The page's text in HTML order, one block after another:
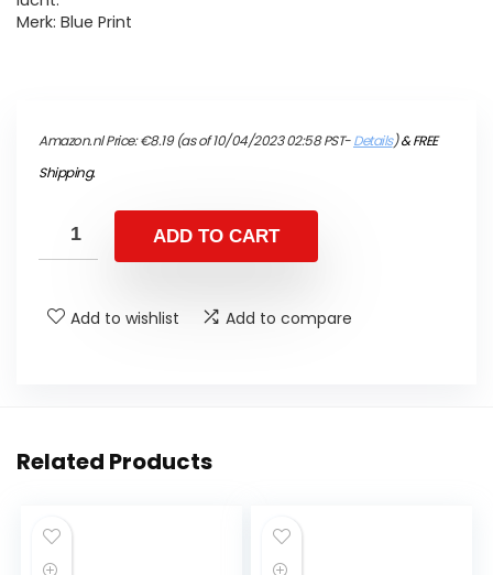
Merk: Blue Print
Amazon.nl Price:€8.19(as of 10/04/2023 02:58 PST-Details)&FREE
Shipping.
ADD TO CART
Add to wishlist Add to compare
Related Products